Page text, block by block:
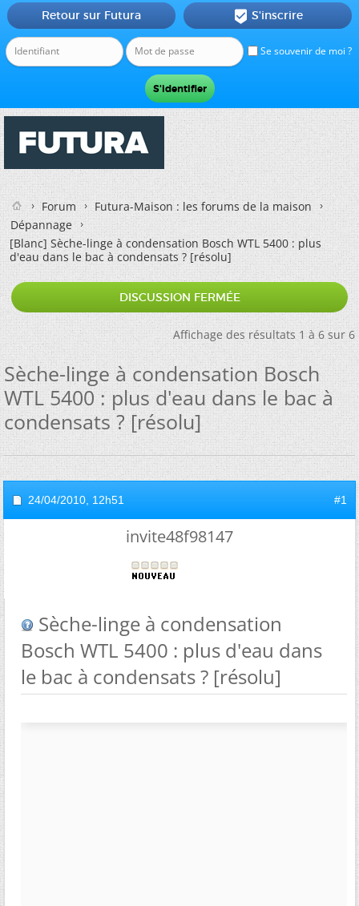
Se souvenir de moi ?
Retour sur Futura  S'inscrire
Forum
Futura-Maison : les forums de la maison
Dépannage
[Blanc]Sèche-linge à condensation Bosch WTL 5400 : plus
d'eau dans le bac à condensats ? [résolu]
DISCUSSION FERMÉE
Affichage des résultats 1 à 6 sur 6
Sèche-linge à condensation Bosch
WTL 5400 : plus d'eau dans le bac à
condensats ? [résolu]
24/04/2010, 12h51 #1
invite48f98147
Sèche-linge à condensation
Bosch WTL 5400 : plus d'eau dans
le bac à condensats ? [résolu]